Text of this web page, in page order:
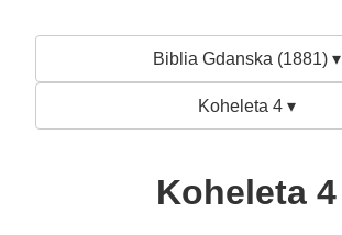
Biblia Gdanska (1881) ▾
Koheleta 4 ▾
Koheleta 4